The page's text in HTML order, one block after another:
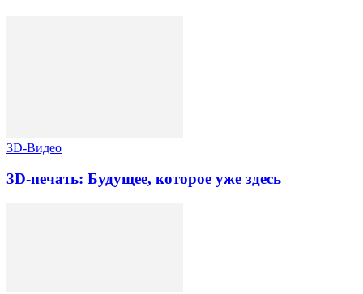
3D-Видео
3D-печать: Будущее, которое уже здесь